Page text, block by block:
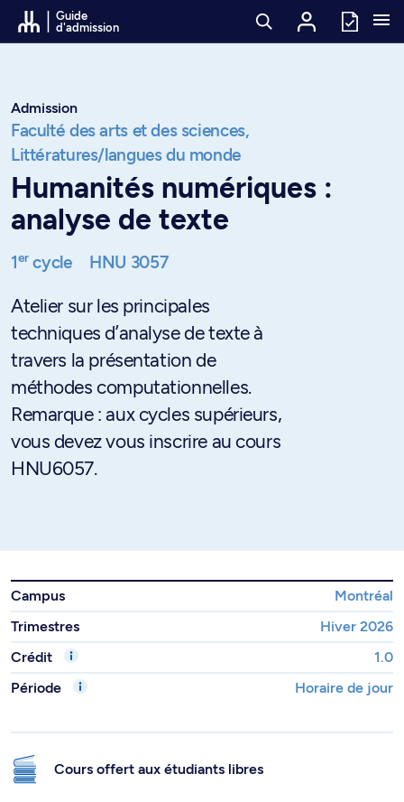
Passer au contenu
Guide
d'admission
Admission
Faculté des arts et des sciences,
Littératures/langues du monde
Humanités numériques :
analyse de texte
1ercycle HNU 3057
Atelier sur les principales
techniques d’analyse de texte à
travers la présentation de
méthodes computationnelles.
Remarque : aux cycles supérieurs,
vous devez vous inscrire au cours
HNU6057.
Campus
Montréal
Trimestres
Hiver 2026
Crédit
1.0
Période
Horaire de jour
Cours offert aux étudiants libres